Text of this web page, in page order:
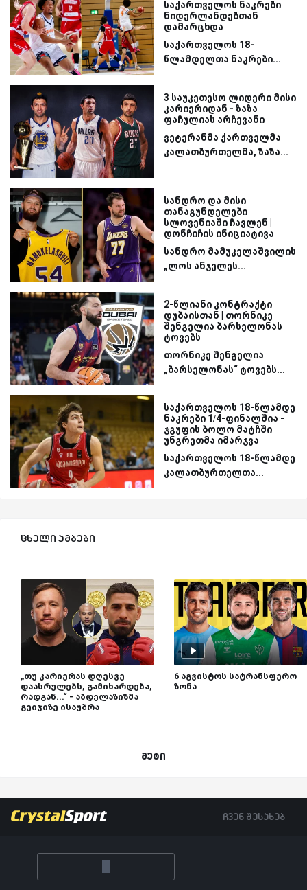
საქართველოს ნაკრები
ნიდერლანდებთან
დამარცხდა
საქართველოს 18-
წლამდელთა ნაკრები...
3 საუკეთესო ლიდერი მისი
კარიერიდან - ზაზა
ფაჩულიას არჩევანი
ვეტერანმა ქართველმა
კალათბურთელმა, ზაზა...
სანდრო და მისი
თანაგუნდელები
სლოვენიაში ჩავლენ |
დონჩიჩის ინიციატივა
სანდრო მამუკელაშვილის
„ლოს ანჯელეს...
2-წლიანი კონტრაქტი
დუბაისთან | თორნიკე
შენგელია ბარსელონას
ტოვებს
თორნიკე შენგელია
„ბარსელონას“ ტოვებს...
საქართველოს 18-წლამდე
ნაკრები 1/4-ფინალშია -
ჯგუფის ბოლო მატჩში
უნგრეთმა იმარჯვა
საქართველოს 18-წლამდე
კალათბურთელთა...
ცხელი ამბები
„თუ კარიერას დღესვე
დაასრულებს, გამიხარდება,
რადგან...“ - აბდელაზიზმა
გეიჯიზე ისაუბრა
6 აგვისტოს სატრანსფერო
ზონა
მეტი
ჩვენ შესახებ